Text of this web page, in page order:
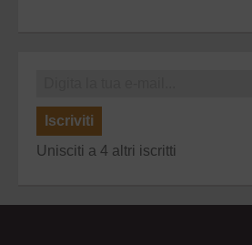
Iscriviti
Unisciti a 4 altri iscritti